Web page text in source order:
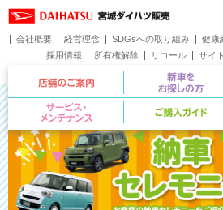
会社概要 経営理念 SDGsへの取り組み 健康
採用情報
所有権解除 リコール
サイ
お問い合わせ
店舗のご案内
サービス・メンテ